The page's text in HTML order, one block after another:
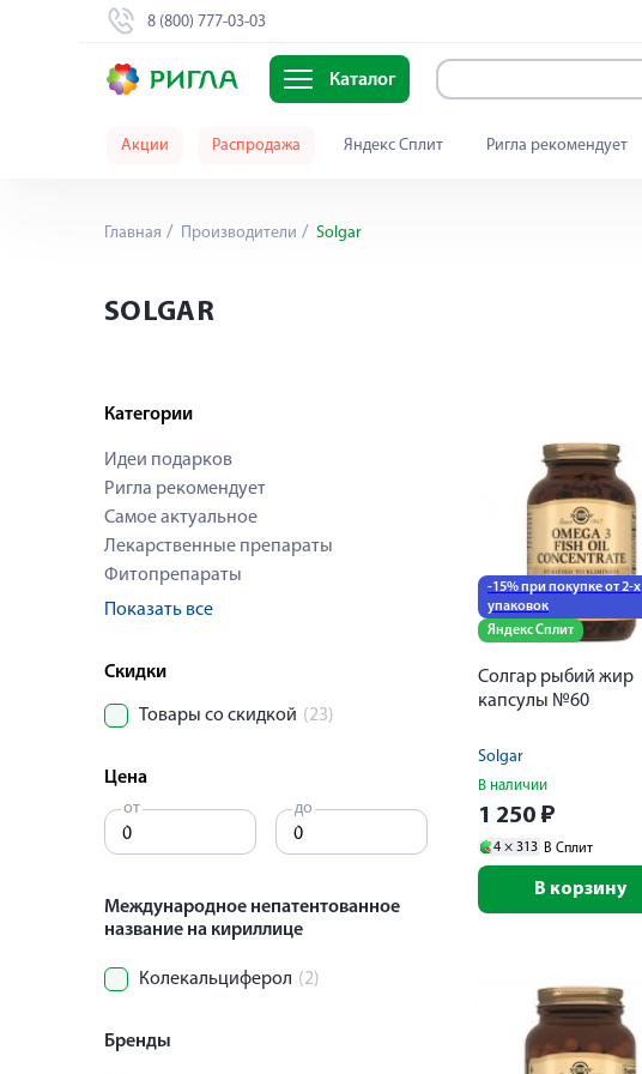
8 (800) 777-03-03
Каталог
Акции Распродажа Яндекс Сплит Ригла рекомендует
Главная Производители Solgar
SOLGAR
Категории
Идеи подарков
Ригла рекомендует
Самое актуальное
Лекарственные препараты
Фитопрепараты
Показать все
Скидки
Товары со скидкой (23)
Цена
от до
Международное непатентованное
название на кириллице
Колекальциферол (2)
Бренды
-15% при покупке от 2-х
упаковок
Яндекс Сплит
Солгар рыбий жир
капсулы №60
Solgar
В наличии
1 250 ₽
4 × 313 В Сплит
В корзину